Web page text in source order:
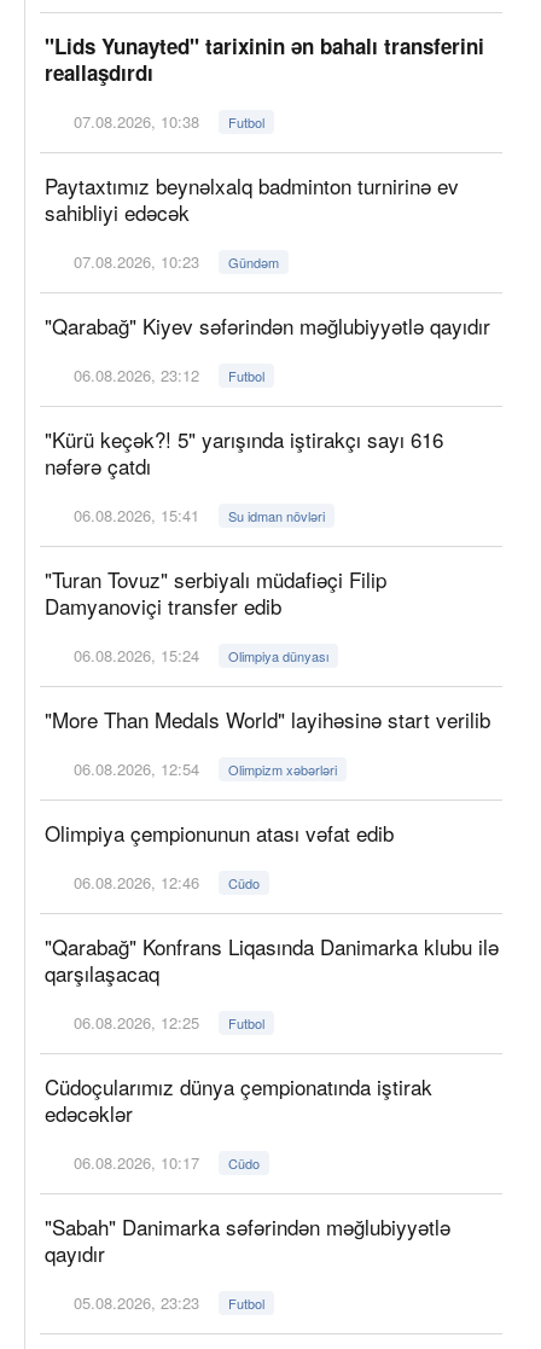
"Lids Yunayted" tarixinin ən bahalı transferini
reallaşdırdı
07.08.2026, 10:38 Futbol
Paytaxtımız beynəlxalq badminton turnirinə ev
sahibliyi edəcək
07.08.2026, 10:23 Gündəm
"Qarabağ" Kiyev səfərindən məğlubiyyətlə qayıdır
06.08.2026, 23:12 Futbol
"Kürü keçək?! 5" yarışında iştirakçı sayı 616
nəfərə çatdı
06.08.2026, 15:41 Su idman növləri
"Turan Tovuz" serbiyalı müdafiəçi Filip
Damyanoviçi transfer edib
06.08.2026, 15:24 Olimpiya dünyası
"More Than Medals World" layihəsinə start verilib
06.08.2026, 12:54 Olimpizm xəbərləri
Olimpiya çempionunun atası vəfat edib
06.08.2026, 12:46 Cüdo
"Qarabağ" Konfrans Liqasında Danimarka klubu ilə
qarşılaşacaq
06.08.2026, 12:25 Futbol
Cüdoçularımız dünya çempionatında iştirak
edəcəklər
06.08.2026, 10:17 Cüdo
"Sabah" Danimarka səfərindən məğlubiyyətlə
qayıdır
05.08.2026, 23:23 Futbol